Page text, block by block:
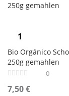
Angemeldet
Bio Orgánico
250g gemahlen
0
7,50€